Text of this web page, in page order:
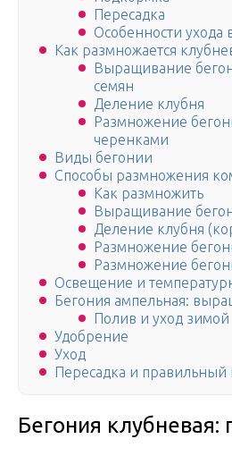
Пересадка
Особенности
Как размножается
Выращивание
семян
Деление клубня
Размножение
черенками
Виды бегонии
Способы размножения
Как размножить
Выращивание
Деление клубня
Размножение
Размножение
Освещение и
Бегония ампельная:
Полив и уход зимой
Удобрение
Уход
Пересадка и правильный
Бегония клубневая: